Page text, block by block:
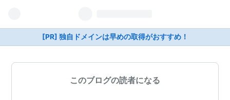
[PR] 独自ドメインは早めの取得がおすすめ！
このブログの読者になる